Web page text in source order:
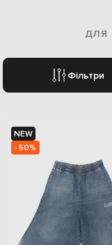
ДЛЯ
Фільтри
NEW
- 50%